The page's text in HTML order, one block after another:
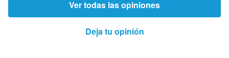
Ver todas las opiniones
Deja tu opinión